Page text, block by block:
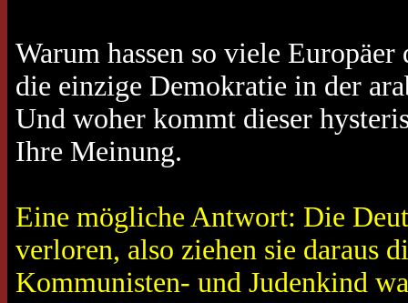
Warum hassen so viele
die einzige Demokratie in der
Und woher kommt dieser
Ihre Meinung.
Eine mögliche Antwort: Die
verloren, also ziehen sie daraus
Kommunisten- und Judenkind